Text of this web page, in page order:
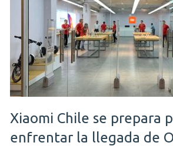
Xiaomi Chile se prepara
enfrentar la llegada de